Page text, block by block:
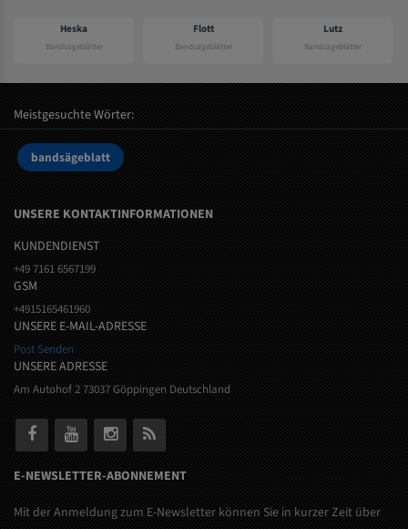
Bandsägeblätter Bandsägeblätter
Meistgesuchte Wörter:
bandsägeblatt
UNSERE KONTAKTINFORMATIONEN
KUNDENDIENST
+49 7161 6567199
GSM
+4915165461960
UNSERE E-MAIL-ADRESSE
Post Senden
UNSERE ADRESSE
Am Autohof 2 73037 Göppingen Deutschland
E-NEWSLETTER-ABONNEMENT
Mit der Anmeldung zum E-Newsletter können Sie in kurzer Zeit über